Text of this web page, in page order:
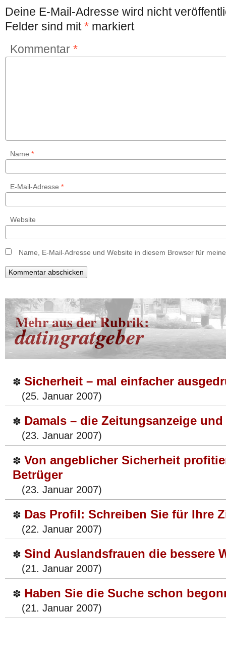
Deine E-Mail-Adresse wird nicht
Felder sind mit* markiert
Kommentar *
Name *
E-Mail-Adresse *
Website
Name, E-Mail-Adresse und Website in diesem Browser für
Mehr aus der Rubrik:
datingratgeber
✽ Sicherheit – mal einfacher
(25. Januar 2007)
✽ Damals – die Zeitungsanzeige
(23. Januar 2007)
✽ Von angeblicher Sicherheit
Betrüger
(23. Januar 2007)
✽ Das Profil: Schreiben Sie für Ihre
(22. Januar 2007)
✽ Sind Auslandsfrauen die bessere
(21. Januar 2007)
✽ Haben Sie die Suche schon
(21. Januar 2007)